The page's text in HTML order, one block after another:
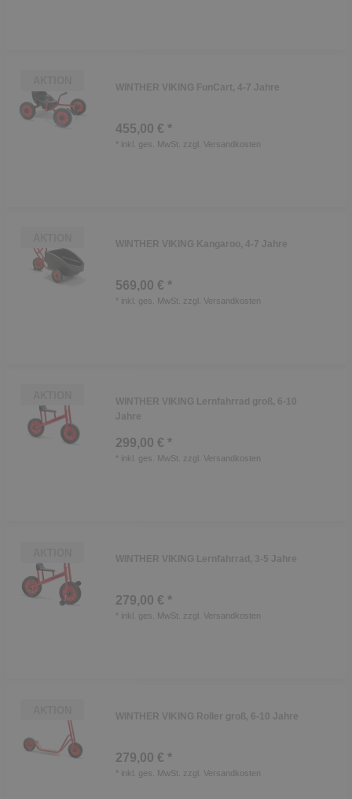
WINTHER VIKING FunCart, 4-7 Jahre
455,00 € *
* inkl. ges. MwSt. zzgl. Versandkosten
WINTHER VIKING Kangaroo, 4-7 Jahre
569,00 € *
* inkl. ges. MwSt. zzgl. Versandkosten
WINTHER VIKING Lernfahrrad groß, 6-10
Jahre
299,00 € *
* inkl. ges. MwSt. zzgl. Versandkosten
WINTHER VIKING Lernfahrrad, 3-5 Jahre
279,00 € *
* inkl. ges. MwSt. zzgl. Versandkosten
WINTHER VIKING Roller groß, 6-10 Jahre
279,00 € *
* inkl. ges. MwSt. zzgl. Versandkosten